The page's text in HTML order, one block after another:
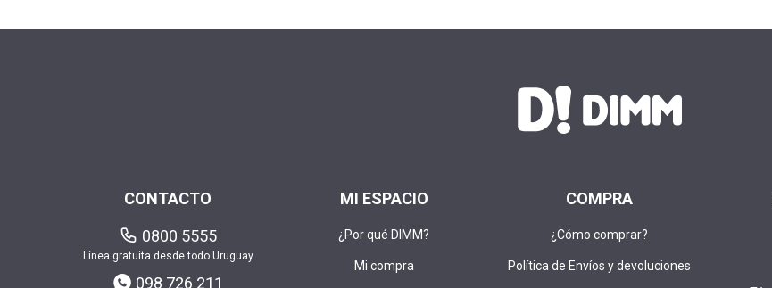
MI ESPACIO
¿Por qué DIMM?
Mi compra
COMPRA
¿Cómo comprar?
Política de Envíos y devoluciones
CONTACTO
0800 5555
Línea gratuita desde todo Uruguay
098 726 211